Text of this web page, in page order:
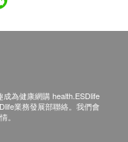
。
造影及乳房超聲波
務診斷或治療用
供本服務/產品。
或因使用此服務/
為健康網購 health.ESDlife
業務發展部聯絡。我們會
。